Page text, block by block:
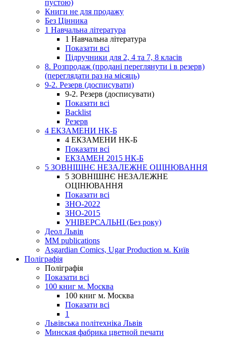
пустою)
Книги не для продажу
Без Цінника
1 Навчальна література
1 Навчальна література
Показати всі
Підручники для 2, 4 та 7, 8 класів
8. Розпродаж (продані переглянути і в резерв)
(переглядати раз на місяць)
9-2. Резерв (досписувати)
9-2. Резерв (досписувати)
Показати всі
Backlist
Резерв
4 ЕКЗАМЕНИ НК-Б
4 ЕКЗАМЕНИ НК-Б
Показати всі
ЕКЗАМЕН 2015 НК-Б
5 ЗОВНІШНЄ НЕЗАЛЕЖНЕ ОЦІНЮВАННЯ
5 ЗОВНІШНЄ НЕЗАЛЕЖНЕ
ОЦІНЮВАННЯ
Показати всі
ЗНО-2022
ЗНО-2015
УНІВЕРСАЛЬНІ (Без року)
Деол Львів
MM publications
Asgardian Comics, Ugar Production м. Київ
Поліграфія
Поліграфія
Показати всі
100 книг м. Москва
100 книг м. Москва
Показати всі
1
Львівська політехніка Львів
Минская фабрика цветной печати